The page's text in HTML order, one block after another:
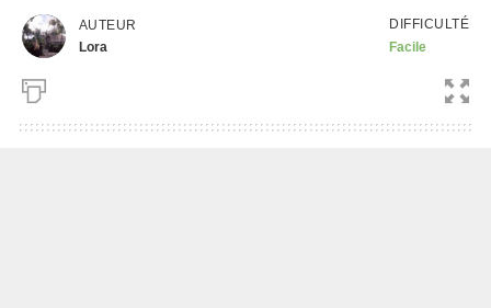
AUTEUR
Lora
DIFFICULTÉ
Facile